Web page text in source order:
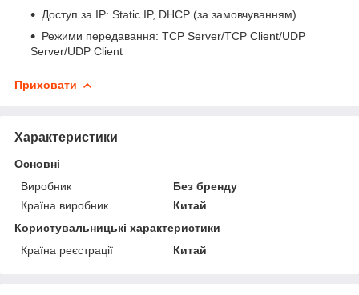
Доступ за IP: Static IP, DHCP (за замовчуванням)
Режими передавання: TCP Server/TCP Client/UDP
Server/UDP Client
Приховати
Характеристики
Основні
Виробник
Без бренду
Країна виробник
Китай
Користувальницькі характеристики
Країна реєстрації
Китай